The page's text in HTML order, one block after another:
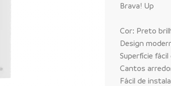
Brava! Up
Cor: Preto
Design
Superfície fácil
Cantos
Fácil de